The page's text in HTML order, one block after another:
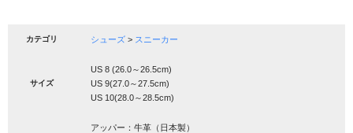
カテゴリ シューズ > スニーカー
サイズ
US 8 (26.0～26.5cm)
US 9(27.0～27.5cm)
US 10(28.0～28.5cm)
アッパー：牛革（日本製）